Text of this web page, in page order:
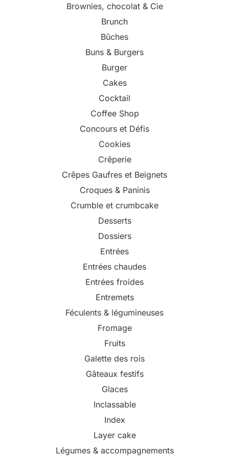
Brownies, chocolat & Cie
Brunch
Bûches
Buns & Burgers
Burger
Cakes
Cocktail
Coffee Shop
Concours et Défis
Cookies
Crêperie
Crêpes Gaufres et Beignets
Croques & Paninis
Crumble et crumbcake
Desserts
Dossiers
Entrées
Entrées chaudes
Entrées froides
Entremets
Féculents & légumineuses
Fromage
Fruits
Galette des rois
Gâteaux festifs
Glaces
Inclassable
Index
Layer cake
Légumes & accompagnements